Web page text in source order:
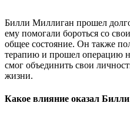
Билли Миллиган прошел
ему помогали бороться со
общее состояние. Он также
терапию и прошел операцию
смог объединить свои
жизни.
Какое влияние оказал